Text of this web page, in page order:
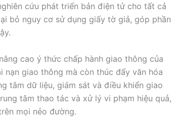
cứu phát triển bản điện tử cho tất cả
bỏ nguy cơ sử dụng giấy tờ giả, góp phần
cao ý thức chấp hành giao thông của
giao thông mà còn thúc đẩy văn hóa
tâm dữ liệu, giám sát và điều khiển giao
tâm thao tác và xử lý vi phạm hiệu quả,
mọi nẻo đường.